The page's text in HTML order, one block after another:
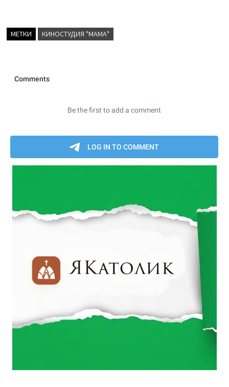
МЕТКИ КИНОСТУДИЯ "МАМА"